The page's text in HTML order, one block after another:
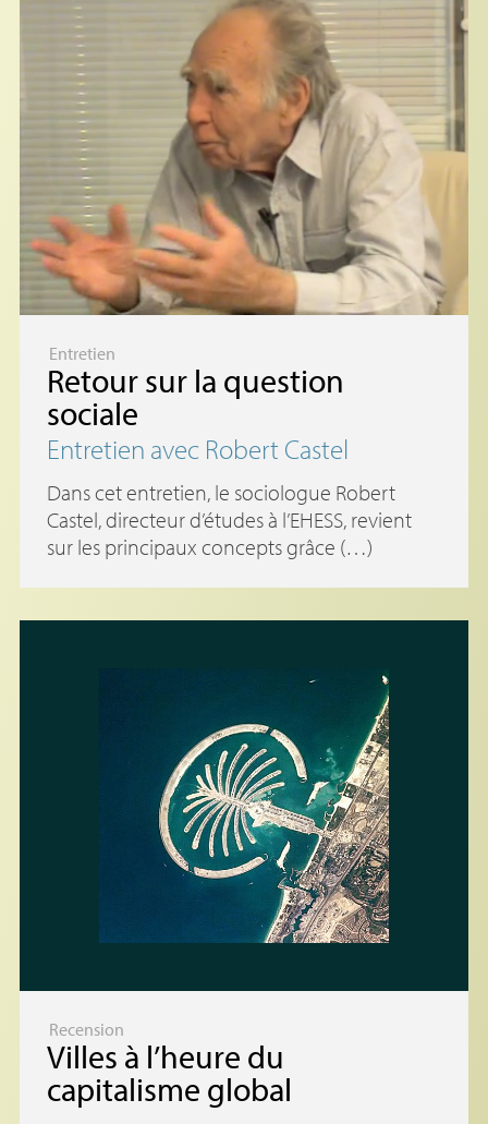
Entretien
Retour sur la question
sociale
Entretien avec Robert Castel
Dans cet entretien, le sociologue Robert
Castel, directeur d’études à l’EHESS, revient
sur les principaux concepts grâce (…)
Recension
Villes à l’heure du
capitalisme global